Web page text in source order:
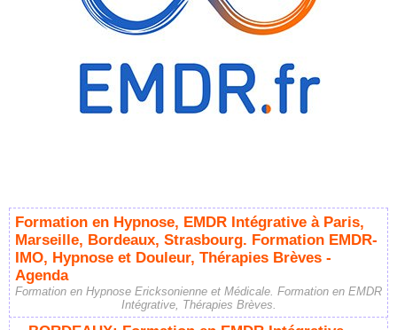
Formation en Hypnose, EMDR Intégrative à Paris,
Marseille, Bordeaux, Strasbourg. Formation EMDR-
IMO, Hypnose et Douleur, Thérapies Brèves -
Agenda
Formation en Hypnose Ericksonienne et Médicale. Formation en EMDR
Intégrative, Thérapies Brèves.